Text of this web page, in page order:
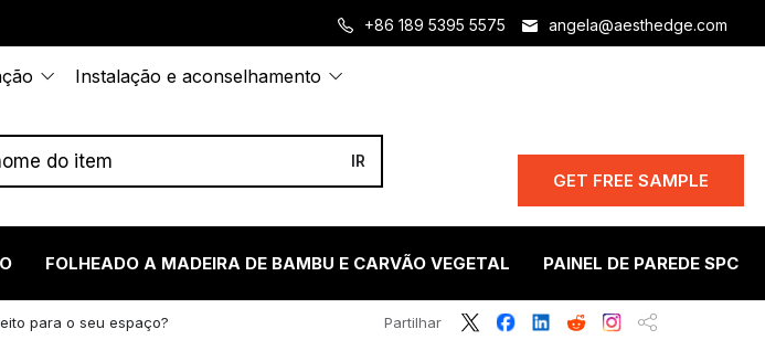
+86 189 5395 5575 angela@aesthedge.com
Instalação e aconselhamento
GET FREE SAMPLE
FOLHEADO A MADEIRA DE BAMBU E CARVÃO VEGETAL PAINEL DE PAREDE SPC
para o seu espaço? Partilhar